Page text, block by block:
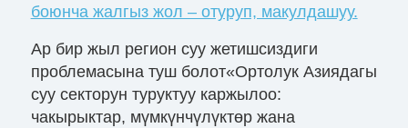
боюнча жалгыз жол – отуруп, макулдашуу.
Ар бир жыл регион суу жетишсиздиги
проблемасына туш болот«Ортолук Азиядагы
суу секторун туруктуу каржылоо:
чакырыктар, мүмкүнчүлүктөр жана